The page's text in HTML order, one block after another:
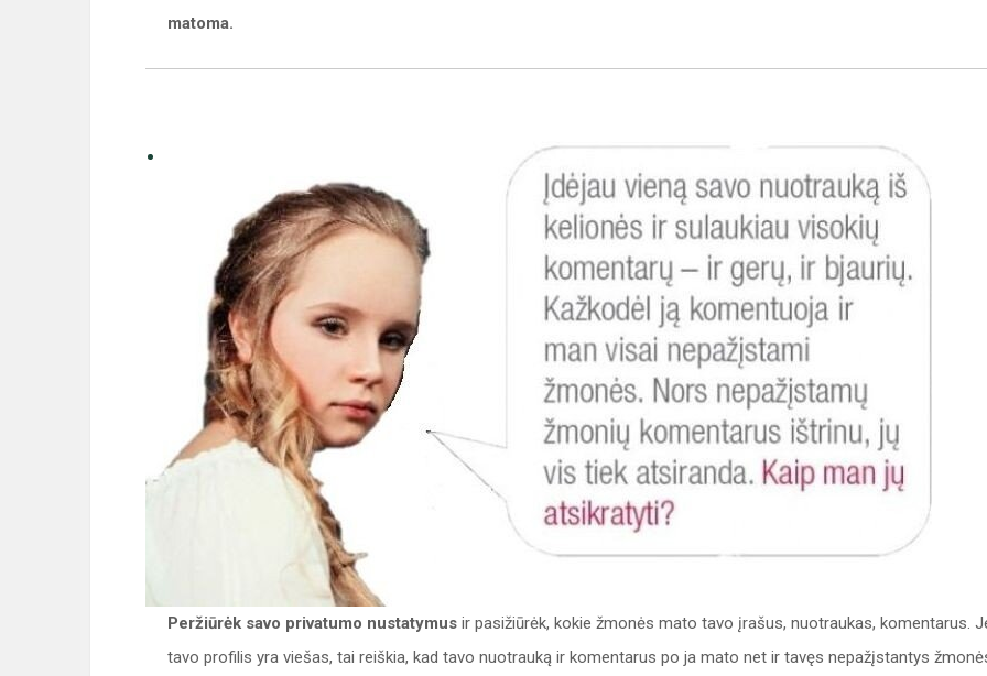
matoma.
Peržiūrėk savo privatumo nustatymus ir pasižiūrėk, kokie žmonės mato tavo įrašus, nuotraukas, komentarus.
tavo profilis yra viešas, tai reiškia, kad tavo nuotrauką ir komentarus po ja mato net ir tavęs nepažįstantys